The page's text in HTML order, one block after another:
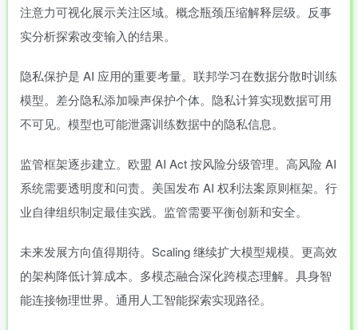
注意力可视化展示关注区域。概念瓶颈压缩解释层级。反事
实分析探索改变输入的结果。
隐私保护是 AI 应用的重要考量。联邦学习在数据分散时训练
模型。差分隐私添加噪声保护个体。隐私计算实现数据可用
不可见。模型也可能泄露训练数据中的隐私信息。
监管框架逐步建立。欧盟 AI Act 按风险分级管理。高风险 AI
系统需要透明度和问责。美国发布 AI 权利法案原则框架。行
业自律组织制定最佳实践。监管需要平衡创新和安全。
未来发展方向值得期待。Scaling 继续扩大模型规模。更高效
的架构降低计算成本。多模态融合深化跨模态理解。具身智
能连接物理世界。通用人工智能探索实现路径。